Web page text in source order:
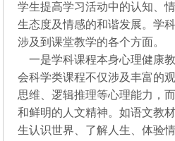
学生提高学习活动中的认知、
生态度及情感的和谐发展。学
涉及到课堂教学的各个方面。
一是学科课程本身心理健康
会科学类课程不仅涉及丰富的
思维、逻辑推理等心理能力，
和鲜明的人文精神。如语文教
生认识世界、了解人生、体验